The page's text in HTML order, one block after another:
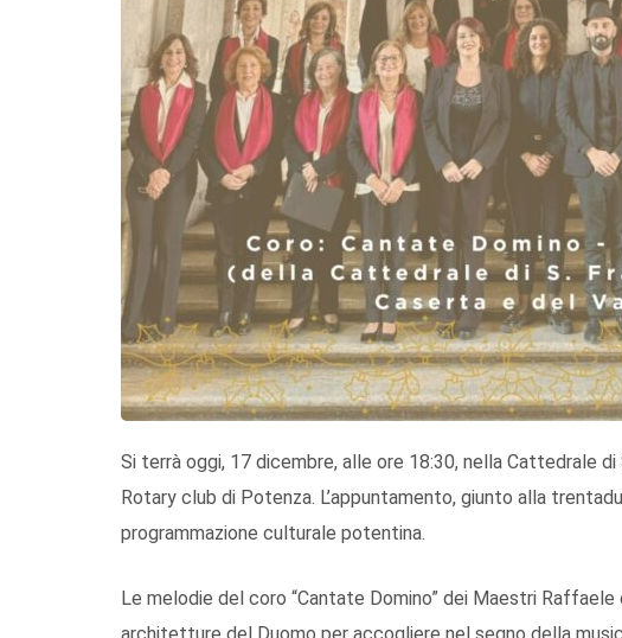
Si terrà oggi, 17 dicembre, alle ore 18:30, nella Cattedrale
Rotary club di Potenza. L’appuntamento, giunto alla
programmazione culturale potentina.
Le melodie del coro “Cantate Domino” dei Maestri
architetture del Duomo per accogliere nel segno della